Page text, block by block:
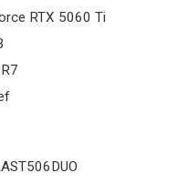
RTX 5060 Ti